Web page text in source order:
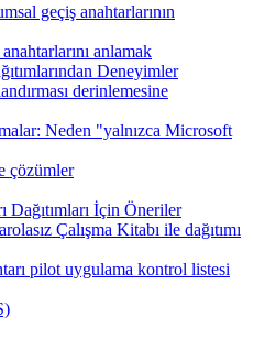
geçiş anahtarlarının
anlamak
Deneyimler
derinlemesine
Neden "yalnızca Microsoft
çözümler
Dağıtımları İçin Öneriler
Çalışma Kitabı ile dağıtımı
pilot uygulama kontrol listesi